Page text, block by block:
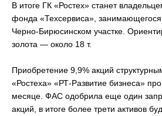
В итоге ГК «Ростех» станет
фонда «Техсервиса», занимающегося
Черно-Бирюсинском участке.
золота — около 18 т.
Приобретение 9,9% акций
«Ростеха» «РТ-Развитие бизнеса»
месяце. ФАС одобрила еще один
акций, в итоге более трети активов